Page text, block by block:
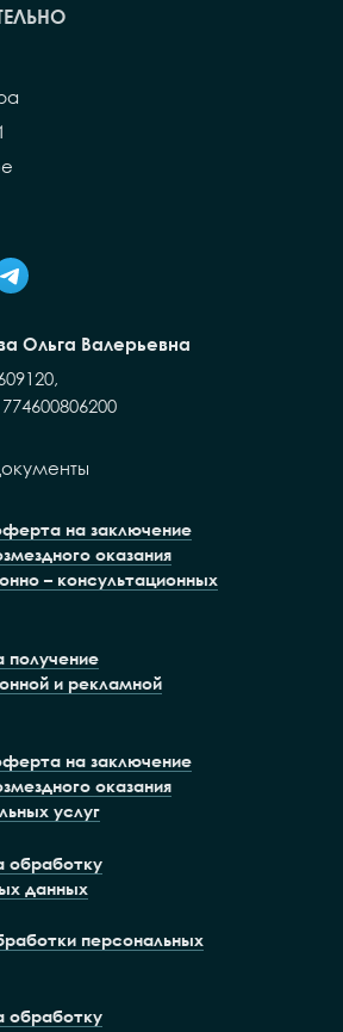
на заключение
оказания
– консультационных
на заключение
оказания
услуг
персональных
обработку
данных
получение
и рекламной
обработку
Ольга Валерьевна